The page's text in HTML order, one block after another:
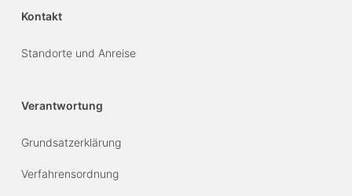
Kontakt
Standorte und Anreise
Verantwortung
Grundsatzerklärung
Verfahrensordnung